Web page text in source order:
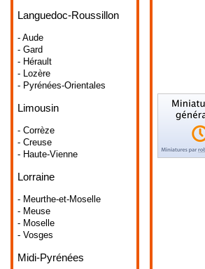
Languedoc-Roussillon
- Aude
- Gard
- Hérault
- Lozère
- Pyrénées-Orientales
Limousin
- Corrèze
- Creuse
- Haute-Vienne
Lorraine
- Meurthe-et-Moselle
- Meuse
- Moselle
- Vosges
Midi-Pyrénées